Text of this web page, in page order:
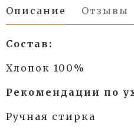
Описание Отзывы
Состав:
Хлопок 100%
Рекомендации по
Ручная стирка